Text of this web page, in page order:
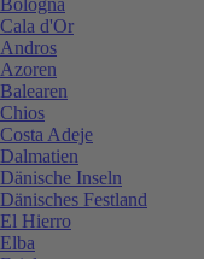
Cala d'Or
Andros
Azoren
Balearen
Chios
Costa Adeje
Dalmatien
Dänische Inseln
Dänisches Festland
El Hierro
Elba